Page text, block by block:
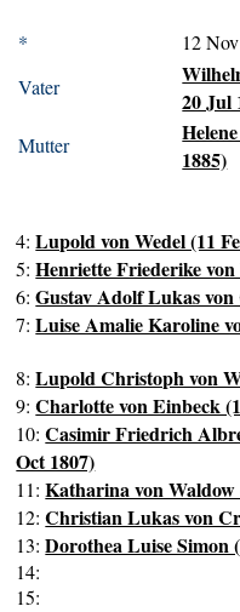
*
12
Vater
20 Jul
Mutter
1885)
4:Lupold von Wedel (11
5:Henriette Friederike
6:Gustav Adolf Lukas von
7:Luise Amalie Karoline
8:Lupold Christoph von
9:Charlotte von Einbeck
10:Casimir Friedrich
Oct 1807)
11:Katharina von Waldow
12:Christian Lukas von
13:Dorothea Luise Simon
14:
15: